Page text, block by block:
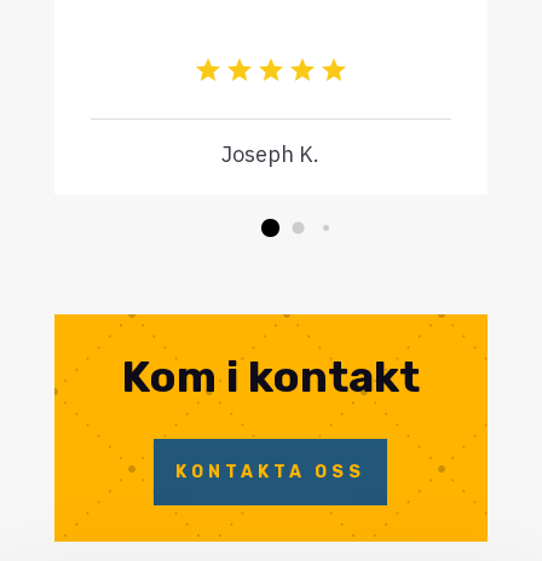
Joseph K.
Kom i kontakt
KONTAKTA OSS